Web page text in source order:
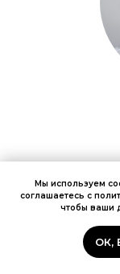
Запись по ОМС
Мы используем
соглашаетесь с
чтобы ваши
ОК,